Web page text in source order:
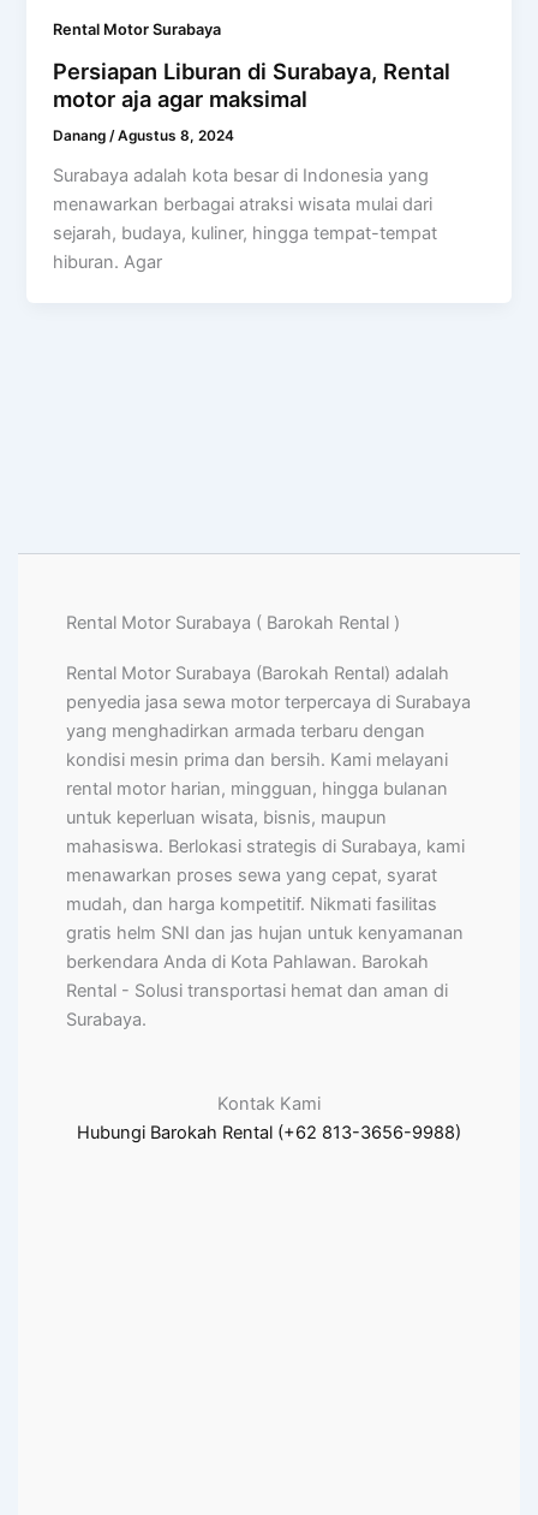
Rental Motor Surabaya
Persiapan Liburan di Surabaya, Rental
motor aja agar maksimal
Danang /Agustus 8, 2024
Surabaya adalah kota besar di Indonesia yang
menawarkan berbagai atraksi wisata mulai dari
sejarah, budaya, kuliner, hingga tempat-tempat
hiburan. Agar
Rental Motor Surabaya ( Barokah Rental )
Rental Motor Surabaya (Barokah Rental) adalah
penyedia jasa sewa motor terpercaya di Surabaya
yang menghadirkan armada terbaru dengan
kondisi mesin prima dan bersih. Kami melayani
rental motor harian, mingguan, hingga bulanan
untuk keperluan wisata, bisnis, maupun
mahasiswa. Berlokasi strategis di Surabaya, kami
menawarkan proses sewa yang cepat, syarat
mudah, dan harga kompetitif. Nikmati fasilitas
gratis helm SNI dan jas hujan untuk kenyamanan
berkendara Anda di Kota Pahlawan. Barokah
Rental - Solusi transportasi hemat dan aman di
Surabaya.
Kontak Kami
Hubungi Barokah Rental (+62 813-3656-9988)